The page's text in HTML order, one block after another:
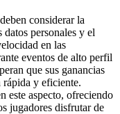
considerar la
personales y el
en las
eventos de alto perfil
que sus ganancias
rápida y eficiente.
este aspecto, ofreciendo
jugadores disfrutar de